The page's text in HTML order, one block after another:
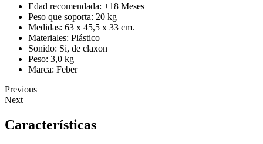
Edad recomendada: +18 Meses
Peso que soporta: 20 kg
Medidas: 63 x 45,5 x 33 cm.
Materiales: Plástico
Sonido: Si, de claxon
Peso: 3,0 kg
Marca: Feber
Previous
Next
Características